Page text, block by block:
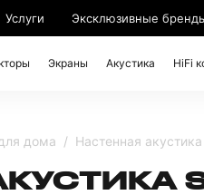
Услуги Эксклюзивные
Экраны Акустика HiFi
дома Настенная акустика